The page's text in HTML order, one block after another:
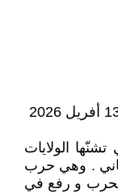
الولايات
. وهي حرب
و رفع في